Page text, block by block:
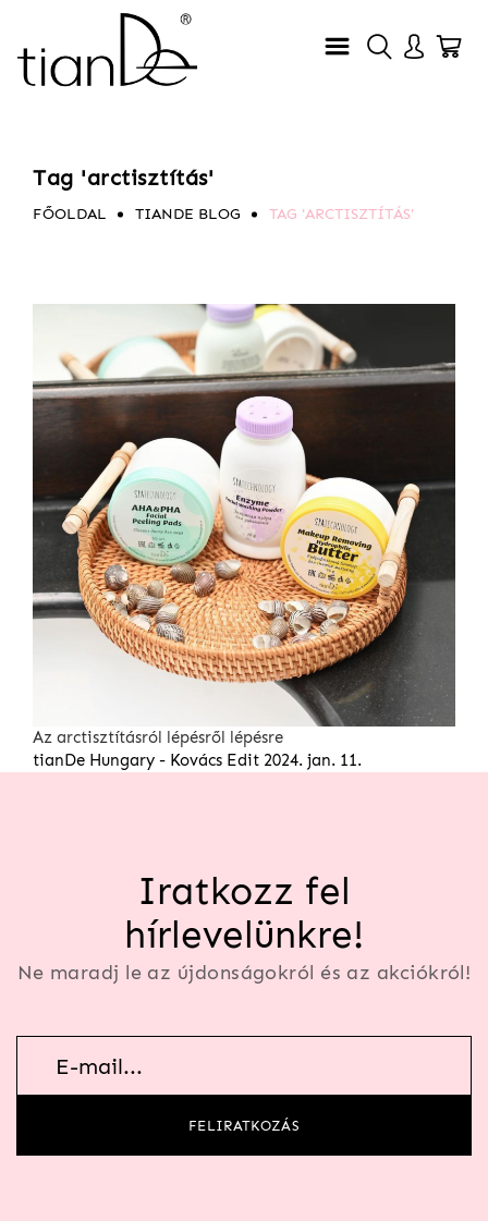
Tag 'arctisztítás'
FŐOLDAL TIANDE BLOG TAG 'ARCTISZTÍTÁS'
Az arctisztításról lépésről lépésre
tianDe Hungary - Kovács Edit 2024. jan. 11.
Iratkozz fel
hírlevelünkre!
Ne maradj le az újdonságokról és az akciókról!
feliratkozás
FELIRATKOZÁS